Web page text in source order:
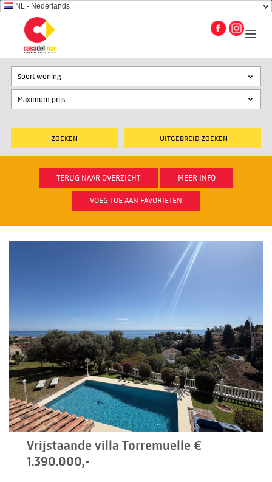
NL - Nederlands
UITGEBREID ZOEKEN
Soort woning
TERUG NAAR OVERZICHT MEER INFO
VOEG TOE AAN FAVORIETEN
Vrijstaande villa Torremuelle €
1.390.000,-